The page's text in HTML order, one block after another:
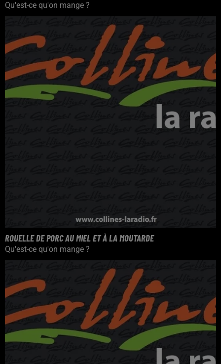
Qu'est-ce qu'on mange ?
ROUELLE DE PORC AU MIEL ET À LA MOUTARDE
Qu'est-ce qu'on mange ?